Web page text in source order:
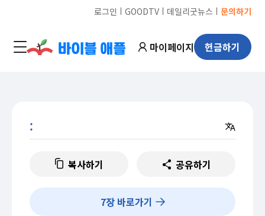
로그인 ㅣ GOODTVㅣ 데일리굿뉴스 ㅣ 문의하기
마이페이지 헌금하기
:
복사하기 공유하기
7장 바로가기